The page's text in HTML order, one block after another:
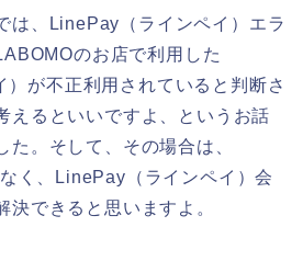
は、LinePay（ラインペイ）エラ
のお店で利用した
）が不正利用されていると判断さ
えるといいですよ、というお話
た。そして、その場合は、
く、LinePay（ラインペイ）会
決できると思いますよ。